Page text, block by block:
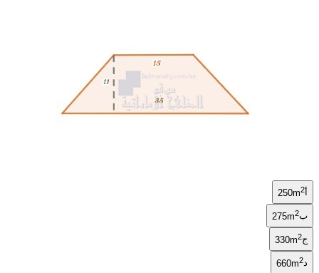
250m2
ب 275m2
ج 330m2
660m2